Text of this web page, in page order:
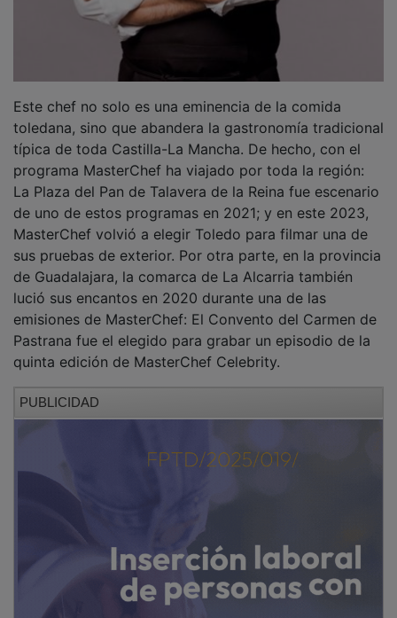
toledana, sino que abandera la gastronomía tradicional
típica de toda Castilla-La Mancha. De hecho, con el
programa MasterChef ha viajado por toda la región:
La Plaza del Pan de Talavera de la Reina fue escenario
de uno de estos programas en 2021; y en este 2023,
MasterChef volvió a elegir Toledo para filmar una de
sus pruebas de exterior. Por otra parte, en la provincia
de Guadalajara, la comarca de La Alcarria también
lució sus encantos en 2020 durante una de las
emisiones de MasterChef: El Convento del Carmen de
Pastrana fue el elegido para grabar un episodio de la
quinta edición de MasterChef Celebrity.